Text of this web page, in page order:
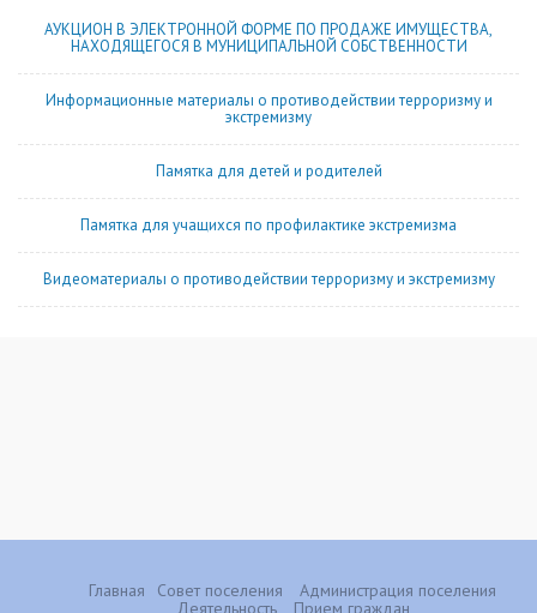
АУКЦИОН В ЭЛЕКТРОННОЙ ФОРМЕ ПО ПРОДАЖЕ ИМУЩЕСТВА,
НАХОДЯЩЕГОСЯ В МУНИЦИПАЛЬНОЙ СОБСТВЕННОСТИ
Информационные материалы о противодействии терроризму и
экстремизму
Памятка для детей и родителей
Памятка для учащихся по профилактике экстремизма
Видеоматериалы о противодействии терроризму и экстремизму
Главная Совет поселения
Администрация поселения